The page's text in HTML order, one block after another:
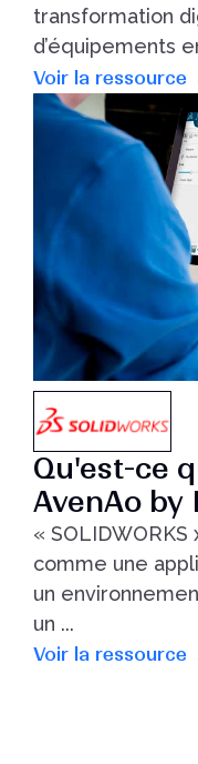
transformation
d’équipements
Voir la ressource
Qu'est-ce
AvenAo by
«
comme une
un
un ...
Voir la ressource